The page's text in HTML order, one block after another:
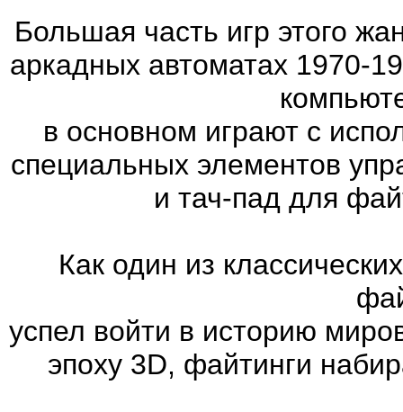
Большая часть игр этого
аркадных автоматах 1970-
в основном играют с
специальных элементов
и тач-пад для
Как один из
успел войти в историю
эпоху 3D, файтинги